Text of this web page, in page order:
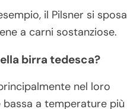
il Pilsner si sposa
a carni sostanziose.
birra tedesca?
nel loro
a temperature più